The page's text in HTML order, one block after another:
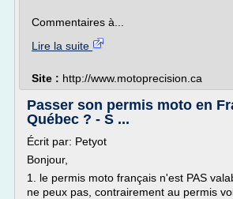
Commentaires à...
Lire la suite
Site : http://www.motoprecision.ca
Passer son permis moto en
Québec ? - S ...
Écrit par: Petyot
Bonjour,
1. le permis moto français n'est PAS
ne peux pas, contrairement au permis